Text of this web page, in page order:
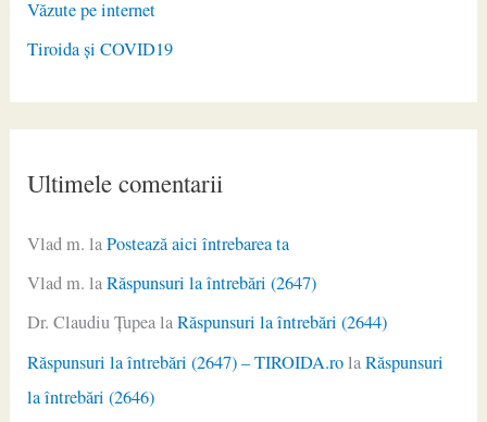
Văzute pe internet
Tiroida și COVID19
Ultimele comentarii
Vlad m. laPostează aici întrebarea ta
Vlad m. laRăspunsuri la întrebări (2647)
Dr. Claudiu ŢupealaRăspunsuri la întrebări (2644)
Răspunsuri la întrebări (2647) – TIROIDA.rolaRăspunsuri
la întrebări (2646)